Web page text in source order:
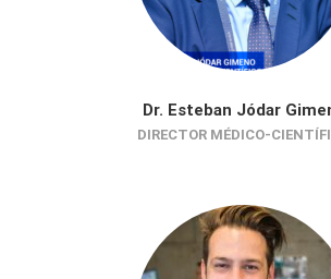
Dr. Esteban Jódar
DIRECTOR MÉDICO-